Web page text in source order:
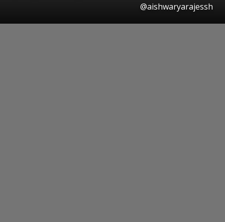
@aishwaryarajessh